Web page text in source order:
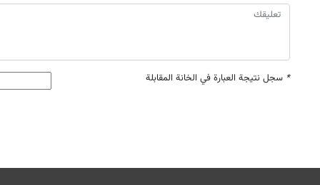
* سجل نتيجة العبارة في الخانة المقابلة